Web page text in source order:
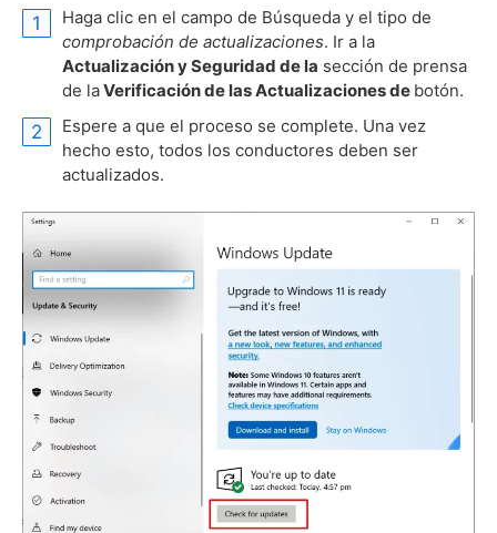
Haga clic en el campo de Búsqueda y el tipo de
comprobación de actualizaciones. Ir a la
Actualización y Seguridad de la sección de prensa
de laVerificación de las Actualizaciones de botón.
Espere a que el proceso se complete. Una vez
hecho esto, todos los conductores deben ser
actualizados.